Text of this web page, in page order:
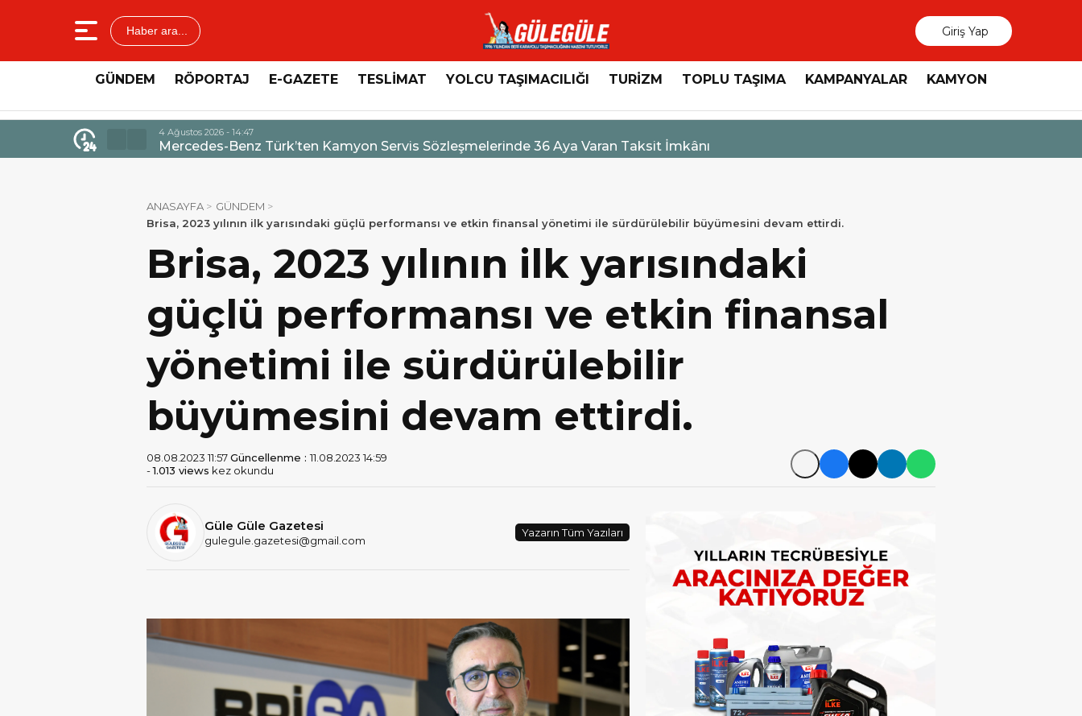
Haber ara... Giriş Yap
GÜNDEM RÖPORTAJ E-GAZETE TESLİMAT YOLCU TAŞIMACILIĞI TURİZM TOPLU TAŞIMA KAMPANYALAR KAMYON
4 Ağustos 2026 - 14:47
Mercedes-Benz Türk’ten Kamyon Servis Sözleşmelerinde 36 Aya Varan Taksit İmkânı
ANASAYFA
GÜNDEM
Brisa, 2023 yılının ilk yarısındaki güçlü performansı ve etkin finansal yönetimi ile sürdürülebilir büyümesini devam ettirdi.
Brisa, 2023 yılının ilk yarısındaki
güçlü performansı ve etkin finansal
yönetimi ile sürdürülebilir
büyümesini devam ettirdi.
08.08.2023 11:57Güncellenme :11.08.2023 14:59
-1.013 views kez okundu
Güle Güle Gazetesi
gulegule.gazetesi@gmail.com
Yazarın Tüm Yazıları